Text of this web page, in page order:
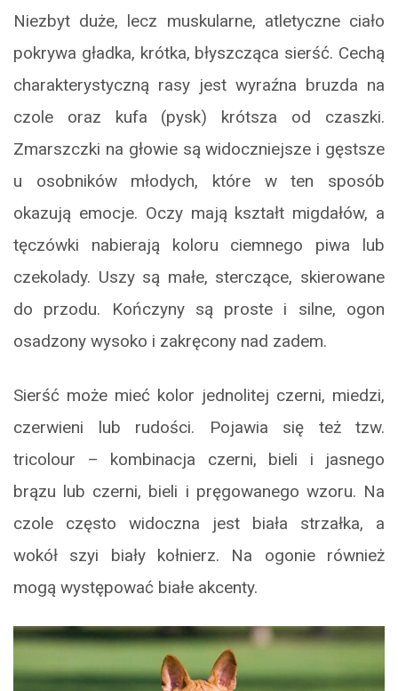
Niezbyt duże, lecz muskularne, atletyczne ciało
pokrywa gładka, krótka, błyszcząca sierść. Cechą
charakterystyczną rasy jest wyraźna bruzda na
czole oraz kufa (pysk) krótsza od czaszki.
Zmarszczki na głowie są widoczniejsze i gęstsze
u osobników młodych, które w ten sposób
okazują emocje. Oczy mają kształt migdałów, a
tęczówki nabierają koloru ciemnego piwa lub
czekolady. Uszy są małe, sterczące, skierowane
do przodu. Kończyny są proste i silne, ogon
osadzony wysoko i zakręcony nad zadem.
Sierść może mieć kolor jednolitej czerni, miedzi,
czerwieni lub rudości. Pojawia się też tzw.
tricolour – kombinacja czerni, bieli i jasnego
brązu lub czerni, bieli i pręgowanego wzoru. Na
czole często widoczna jest biała strzałka, a
wokół szyi biały kołnierz. Na ogonie również
mogą występować białe akcenty.